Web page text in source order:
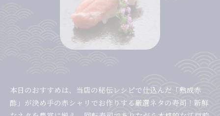
本日のおすすめは、当店の秘伝レシピで仕込んだ「熟成赤
酢」が決め手の赤シャリでお作りする厳選ネタの寿司！新鮮